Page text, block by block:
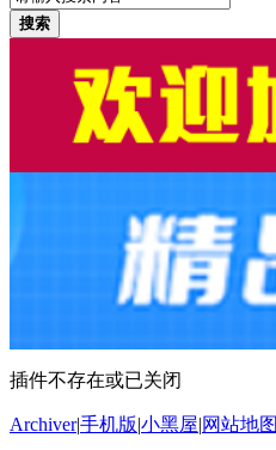
搜索
插件不存在或已关闭
Archiver|手机版 小黑屋 网站地图